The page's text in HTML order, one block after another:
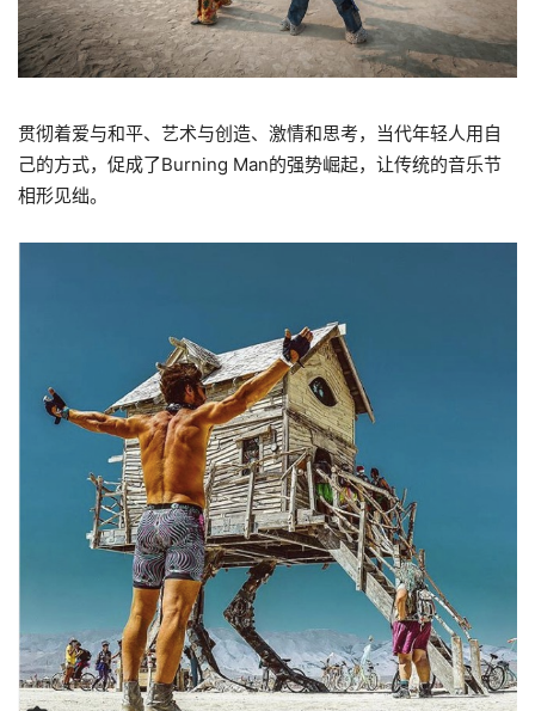
贯彻着爱与和平、艺术与创造、激情和思考，当代年轻人用自
己的方式，促成了Burning Man的强势崛起，让传统的音乐节
相形见绌。